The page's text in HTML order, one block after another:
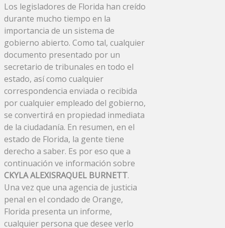
Los legisladores de Florida han creído
durante mucho tiempo en la
importancia de un sistema de
gobierno abierto. Como tal, cualquier
documento presentado por un
secretario de tribunales en todo el
estado, así como cualquier
correspondencia enviada o recibida
por cualquier empleado del gobierno,
se convertirá en propiedad inmediata
de la ciudadanía. En resumen, en el
estado de Florida, la gente tiene
derecho a saber. Es por eso que a
continuación ve información sobre
CKYLA ALEXISRAQUEL BURNETT.
Una vez que una agencia de justicia
penal en el condado de Orange,
Florida presenta un informe,
cualquier persona que desee verlo